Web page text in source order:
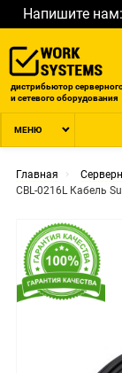
Напишите нам:
дистрибьютор
и сетевого оборудования
МЕНЮ
Главная
CBL-0216L Кабель